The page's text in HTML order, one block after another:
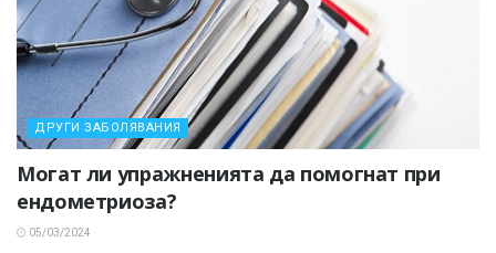
ДРУГИ ЗАБОЛЯВАНИЯ
Могат ли упражненията да помогнат при
ендометриоза?
05/03/2024